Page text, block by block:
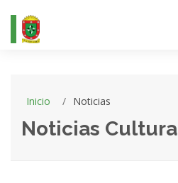
Inicio Noticias
Noticias Cultura